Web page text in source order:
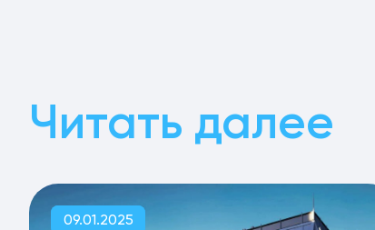
Читать далее
09.01.2025